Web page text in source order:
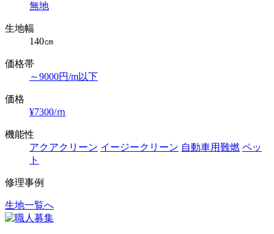
無地
生地幅
140㎝
価格帯
～9000円/m以下
価格
¥7300/ｍ
機能性
アクアクリーン イージークリーン 自動車用難燃 ペッ
ト
修理事例
投
生地一覧へ